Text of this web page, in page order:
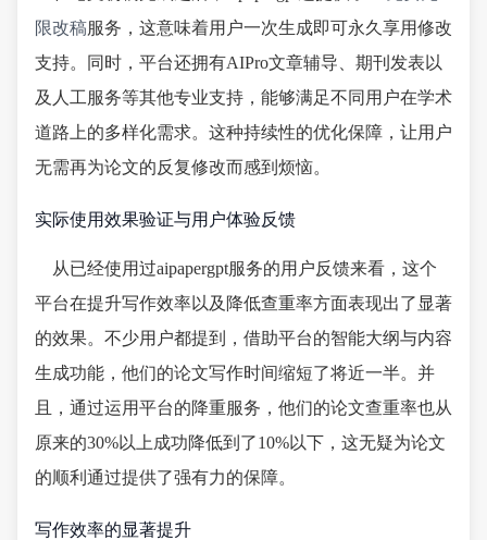
限改稿服务，这意味着用户一次生成即可永久享用修改
支持。同时，平台还拥有AIPro文章辅导、期刊发表以
及人工服务等其他专业支持，能够满足不同用户在学术
道路上的多样化需求。这种持续性的优化保障，让用户
无需再为论文的反复修改而感到烦恼。
实际使用效果验证与用户体验反馈
从已经使用过aipapergpt服务的用户反馈来看，这个
平台在提升写作效率以及降低查重率方面表现出了显著
的效果。不少用户都提到，借助平台的智能大纲与内容
生成功能，他们的论文写作时间缩短了将近一半。并
且，通过运用平台的降重服务，他们的论文查重率也从
原来的30%以上成功降低到了10%以下，这无疑为论文
的顺利通过提供了强有力的保障。
写作效率的显著提升